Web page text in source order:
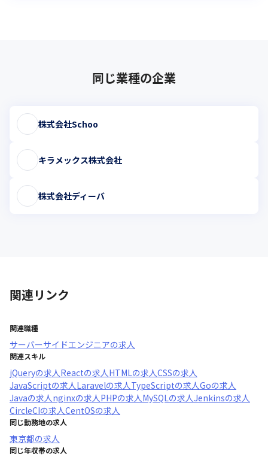
同じ業種の企業
株式会社Schoo
キラメックス株式会社
株式会社ディーバ
関連リンク
関連職種
サーバーサイドエンジニアの求人
関連スキル
jQueryの求人Reactの求人HTMLの求人CSSの求人
JavaScriptの求人Laravelの求人TypeScriptの求人Goの求人
Javaの求人nginxの求人PHPの求人MySQLの求人Jenkinsの求人
CircleCIの求人CentOSの求人
同じ勤務地の求人
東京都の求人
同じ年収帯の求人